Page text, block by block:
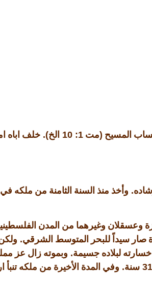
المسيح (مت 1: 10 الخ). خلف اباه
. وأخذ منذ السنة الثامنة من ملكه
وغيرهما من المدن
سيداً للبحر المتوسط الشرقي.
لبلاده جسيمة. وبموته زال عز
31 سنة. وفي المدة الأخيرة من ملكه تنبأ